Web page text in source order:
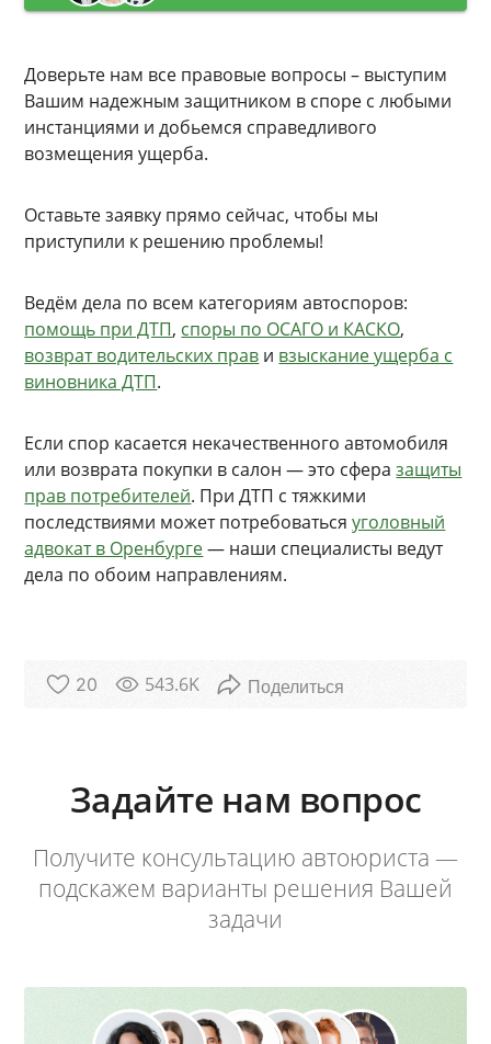
Доверьте нам все правовые вопросы – выступим
Вашим надежным защитником в споре с любыми
инстанциями и добьемся справедливого
возмещения ущерба.
Оставьте заявку прямо сейчас, чтобы мы
приступили к решению проблемы!
Ведём дела по всем категориям автоспоров:
помощь при ДТП, споры по ОСАГО и КАСКО,
возврат водительских прав и взыскание ущерба с
виновника ДТП.
Если спор касается некачественного автомобиля
или возврата покупки в салон — это сферазащиты
прав потребителей. При ДТП с тяжкими
последствиями может потребоватьсяуголовный
адвокат в Оренбурге— наши специалисты ведут
дела по обоим направлениям.
20 543.6K
Задайте нам вопрос
Получите консультацию автоюриста —
подскажем варианты решения Вашей
задачи